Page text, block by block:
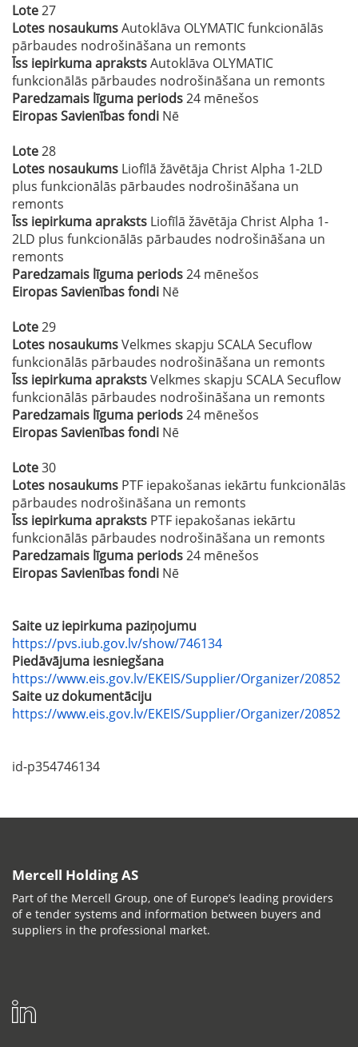
Lote27
Lotes nosaukumsAutoklāva OLYMATIC funkcionālās
pārbaudes nodrošināšana un remonts
Īss iepirkuma aprakstsAutoklāva OLYMATIC
funkcionālās pārbaudes nodrošināšana un remonts
Paredzamais līguma periods24 mēnešos
Eiropas Savienības fondi Nē
Lote28
Lotes nosaukums Liofīlā žāvētāja Christ Alpha 1-2LD
plus funkcionālās pārbaudes nodrošināšana un
remonts
Īss iepirkuma apraksts Liofīlā žāvētāja Christ Alpha 1-
2LD plus funkcionālās pārbaudes nodrošināšana un
remonts
Paredzamais līguma periods24 mēnešos
Eiropas Savienības fondi Nē
Lote29
Lotes nosaukumsVelkmes skapju SCALA Secuflow
funkcionālās pārbaudes nodrošināšana un remonts
Īss iepirkuma aprakstsVelkmes skapju SCALA Secuflow
funkcionālās pārbaudes nodrošināšana un remonts
Paredzamais līguma periods24 mēnešos
Eiropas Savienības fondi Nē
Lote30
Lotes nosaukums PTF iepakošanas iekārtu funkcionālās
pārbaudes nodrošināšana un remonts
Īss iepirkuma apraksts PTF iepakošanas iekārtu
funkcionālās pārbaudes nodrošināšana un remonts
Paredzamais līguma periods24 mēnešos
Eiropas Savienības fondi Nē
Saite uz iepirkuma paziņojumu
https://pvs.iub.gov.lv/show/746134
Piedāvājuma iesniegšana
https://www.eis.gov.lv/EKEIS/Supplier/Organizer/20852
Saite uz dokumentāciju
https://www.eis.gov.lv/EKEIS/Supplier/Organizer/20852
id-p354746134
Mercell Holding AS
Part of the Mercell Group, one of Europe’s leading providers
of e tender systems and information between buyers and
suppliers in the professional market.